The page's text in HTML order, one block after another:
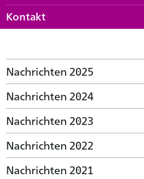
Kontakt
Nachrichten 2025
Nachrichten 2024
Nachrichten 2023
Nachrichten 2022
Nachrichten 2021